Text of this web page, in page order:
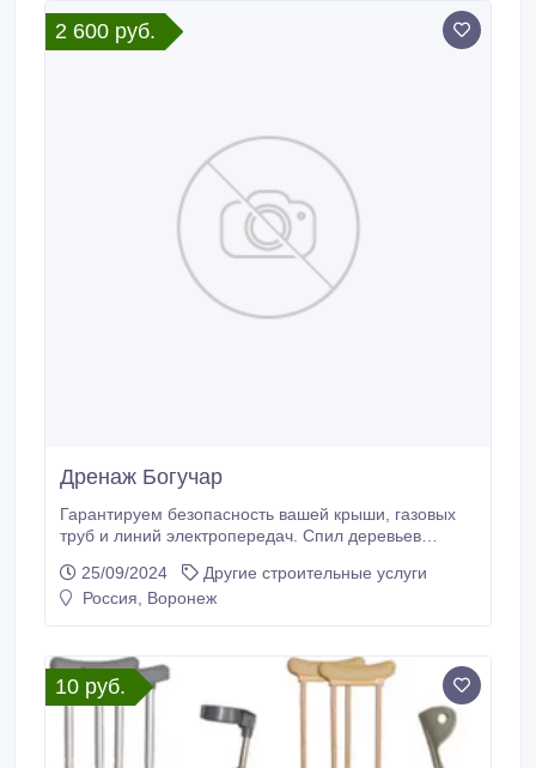
работы «под ключ».
2 600 руб.
Дренаж Богучар
Гарантируем безопасность вашей крыши, газовых
труб и линий электропередач. Спил деревьев
Вывезти мусор. Аккуратно по доступным ценам.
Спилить деревья и ветки бензопилами область.
25/09/2024
Другие строительные услуги
Россия, Воронеж
10 руб.